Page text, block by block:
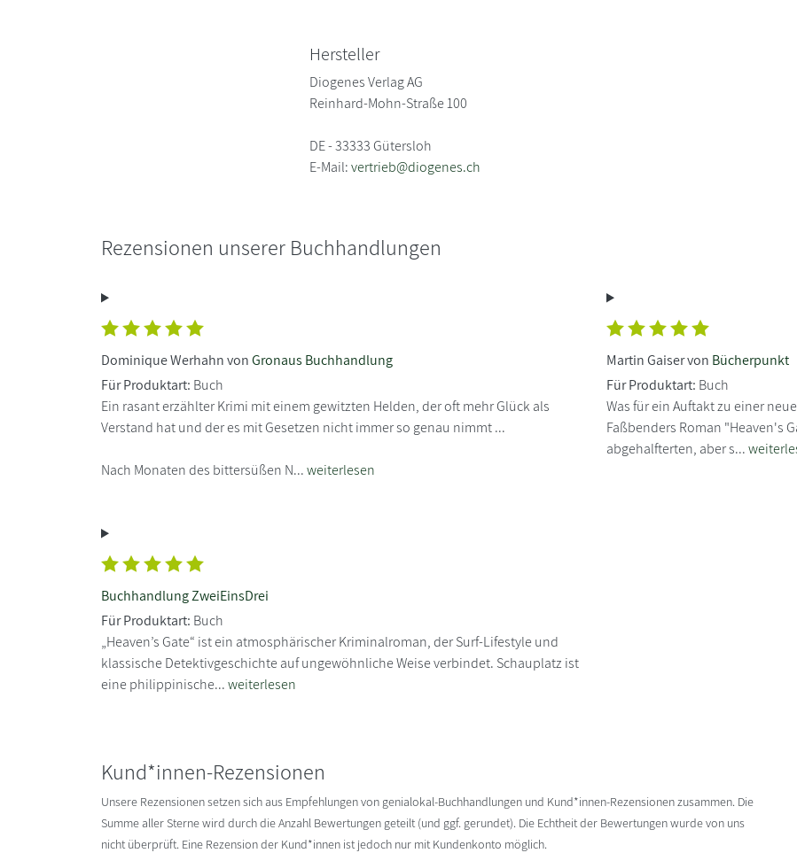
Hersteller
Diogenes Verlag AG
Reinhard-Mohn-Straße 100
DE - 33333 Gütersloh
E-Mail:vertrieb@diogenes.ch
Rezensionen unserer Buchhandlungen
Dominique Werhahn vonGronaus Buchhandlung
Für Produktart: Buch
Ein rasant erzählter Krimi mit einem gewitzten Helden, der oft mehr Glück als
Verstand hat und der es mit Gesetzen nicht immer so genau nimmt ...
Nach Monaten des bittersüßen N...weiterlesen
Martin Gaiser von Bücherpunkt
Für Produktart: Buch
Was für ein Auftakt zu einer
Faßbenders Roman "Heaven's
abgehalfterten, aber s...
Buchhandlung ZweiEinsDrei
Für Produktart: Buch
„Heaven’s Gate“ ist ein atmosphärischer Kriminalroman, der Surf-Lifestyle und
klassische Detektivgeschichte auf ungewöhnliche Weise verbindet. Schauplatz ist
eine philippinische...weiterlesen
Kund*innen-Rezensionen
Unsere Rezensionen setzen sich aus Empfehlungen von genialokal-Buchhandlungen und Kund*innen-Rezensionen zusammen. Die
Summe aller Sterne wird durch die Anzahl Bewertungen geteilt (und ggf. gerundet). Die Echtheit der Bewertungen wurde von uns
nicht überprüft. Eine Rezension der Kund*innen ist jedoch nur mit Kundenkonto möglich.